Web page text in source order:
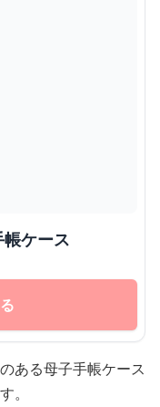
ケース
ある母子手帳ケース
。